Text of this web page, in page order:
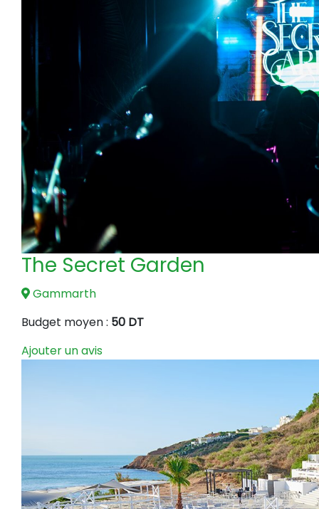
The Secret Garden
Gammarth
Budget moyen : 50 DT
Ajouter un avis